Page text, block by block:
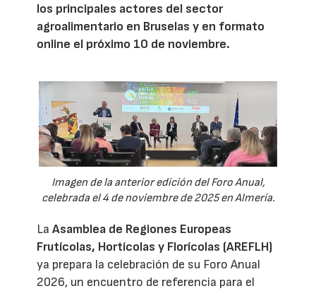
los principales actores del sector
agroalimentario en Bruselas y en formato
online el próximo 10 de noviembre.
Imagen de la anterior edición del Foro Anual,
celebrada el 4 de noviembre de 2025 en Almería.
LaAsamblea de Regiones Europeas
Frutícolas, Hortícolas y Florícolas (AREFLH)
ya prepara la celebración de su Foro Anual
2026, un encuentro de referencia para el